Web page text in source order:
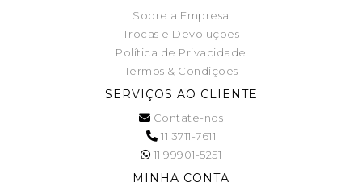
Sobre a Empresa
Trocas e Devoluções
Política de Privacidade
Termos & Condições
SERVIÇOS AO CLIENTE
Contate-nos
11 3711-7611
11 99901-5251
MINHA CONTA